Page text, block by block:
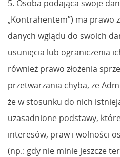
5. Osoba podająca swoje
„Kontrahentem”) ma prawo
danych wglądu do swoich
usunięcia lub ograniczenia
również prawo złożenia
przetwarzania chyba, że
że w stosunku do nich
uzasadnione podstawy,
interesów, praw i wolności
(np.: gdy nie minie jeszcze